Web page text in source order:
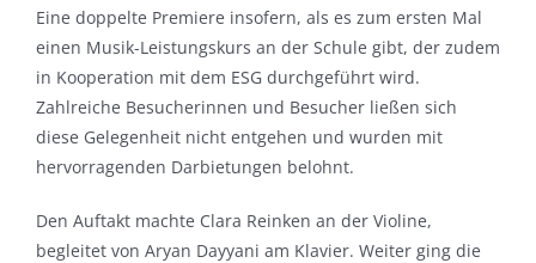
Eine doppelte Premiere insofern, als es zum ersten Mal
einen Musik-Leistungskurs an der Schule gibt, der zudem
in Kooperation mit dem ESG durchgeführt wird.
Zahlreiche Besucherinnen und Besucher ließen sich
diese Gelegenheit nicht entgehen und wurden mit
hervorragenden Darbietungen belohnt.
Den Auftakt machte Clara Reinken an der Violine,
begleitet von Aryan Dayyani am Klavier. Weiter ging die